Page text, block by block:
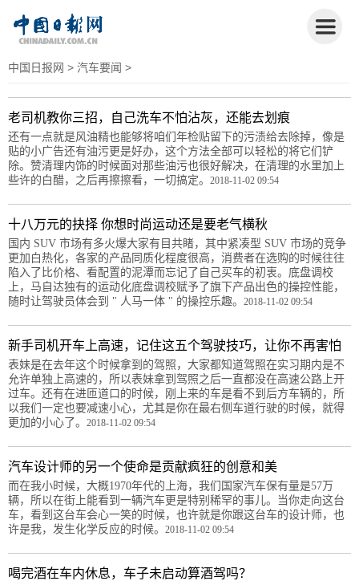
中国日报网 > 汽车要闻 >
老司机教你三招，自己洗车不怕沾灰，还能去划痕
还有一点就是风油精也能够将咱们年检贴留下的污渍给去除掉，像是
贴的小广告还有油污更是好办，这个方法全部可以轻松的将它们铲
除。赞清理内饰的时候面对那些油污也很好解决，在清理的水里加上
些许的白醋，之后再擦擦看，一切搞定。 2018-11-02 09:54
十八万元的抉择 你想时尚运动还是要老气横秋
国内 SUV 市场有多火爆大家有目共睹，其中紧凑型 SUV 市场的竞争
更加白热化，各家的产品同质化程度很高，消费者在选购的时候往往
陷入了比价格、看配置的泥潭而忘记了自己买车的初衷。底盘调校
上，马自达独有的运动化底盘调校赋予了旗下产品出色的操控性能，
随时让驾驶员体会到 " 人马一体 " 的操控乐趣。 2018-11-02 09:54
新手司机开车上高速，记住这五个驾驶技巧，让你不再害怕
表妹是在去年这个时候拿到的驾照，大家都知道驾照在实习期内是不
允许单独上高速的，所以表妹拿到驾照之后一直都没在高速公路上开
过车。还有在进匝道口的时候，刚上来的车是看不到后方车辆的，所
以我们一定也要减速小心，尤其是你在最右侧车道行驶的时候，就得
更加的小心了。 2018-11-02 09:54
汽车设计师的另一个使命是贡献疯狂的创意和美
而在我小时候，大概1970年代的上海，我们国家汽车保有量是57万
辆，所以在街上能看到一辆汽车更是特别稀罕的事儿。当你走向这台
车，看到这台车会心一笑的时候，也许就是你跟这台车的设计师，也
许是我，发生化学反应的时候。 2018-11-02 09:54
喝完酒在车内休息，车子未启动算酒驾吗？